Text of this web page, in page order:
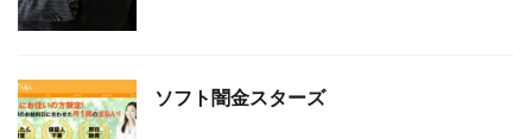
ソフト闇金スターズ